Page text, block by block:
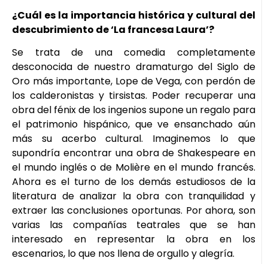
¿Cuál es la importancia histórica y cultural del
descubrimiento de ‘La francesa Laura’?
Se trata de una comedia completamente
desconocida de nuestro dramaturgo del Siglo de
Oro más importante, Lope de Vega, con perdón de
los calderonistas y tirsistas. Poder recuperar una
obra del fénix de los ingenios supone un regalo para
el patrimonio hispánico, que ve ensanchado aún
más su acerbo cultural. Imaginemos lo que
supondría encontrar una obra de Shakespeare en
el mundo inglés o de Molière en el mundo francés.
Ahora es el turno de los demás estudiosos de la
literatura de analizar la obra con tranquilidad y
extraer las conclusiones oportunas. Por ahora, son
varias las compañías teatrales que se han
interesado en representar la obra en los
escenarios, lo que nos llena de orgullo y alegría.